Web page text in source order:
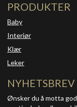
PRODUKTER
Baby
Interiør
Klær
Leker
NYHETSBREV
Ønsker du å motta